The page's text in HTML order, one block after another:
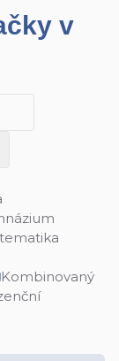
v
Kombinovaný